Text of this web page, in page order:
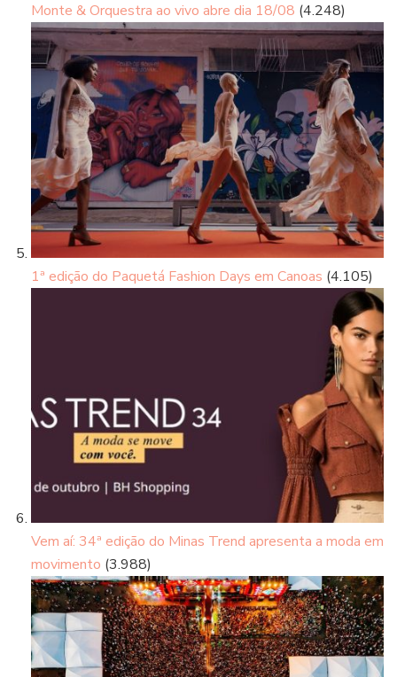
Monte & Orquestra ao vivo abre dia 18/08 (4.248)
1ª edição do Paquetá Fashion Days em Canoas (4.105)
Vem aí: 34ª edição do Minas Trend apresenta a moda em
movimento (3.988)